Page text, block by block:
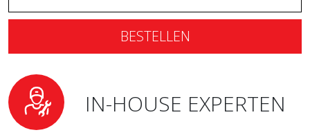
BESTELLEN
IN-HOUSE EXPERTEN